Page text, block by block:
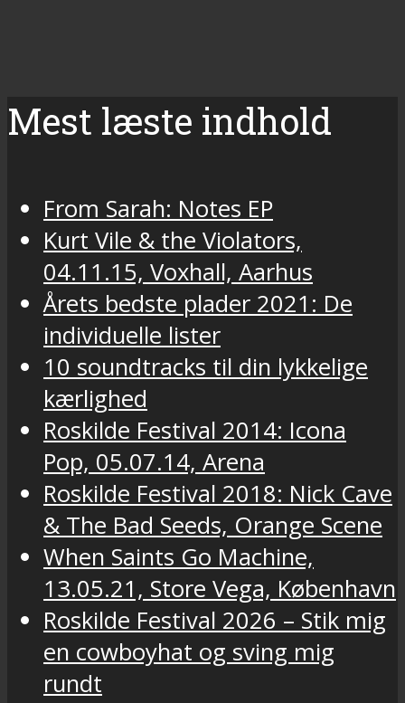
Mest læste indhold
From Sarah: Notes EP
Kurt Vile & the Violators,
04.11.15, Voxhall, Aarhus
Årets bedste plader 2021: De
individuelle lister
10 soundtracks til din lykkelige
kærlighed
Roskilde Festival 2014: Icona
Pop, 05.07.14, Arena
Roskilde Festival 2018: Nick Cave
& The Bad Seeds, Orange Scene
When Saints Go Machine,
13.05.21, Store Vega, København
Roskilde Festival 2026 – Stik mig
en cowboyhat og sving mig
rundt